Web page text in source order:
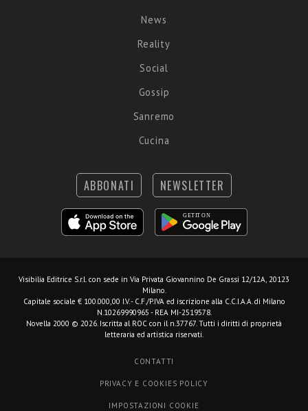
News
Reality
Social
Gossip
Sanremo
Cucina
ABBONATI NEWSLETTER
Visibilia Editrice S.r.l. con sede in Via Privata Giovannino De Grassi 12/12A, 20123
Milano.
Capitale sociale € 100.000,00 I.V. - C.F./P.IVA ed iscrizione alla C.C.I.A.A. di Milano
N.10269990965 - REA MI-2519578.
Novella 2000 © 2026. Iscritta al ROC con il n.37767. Tutti i diritti di proprietà
letteraria ed artistica riservati.
CONTATTI
PRIVACY E COOKIES POLICY
IMPOSTAZIONI COOKIE